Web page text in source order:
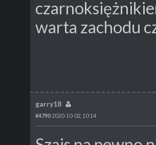
warta zachodu
garry18
#4790 2020-10-02, 10:14